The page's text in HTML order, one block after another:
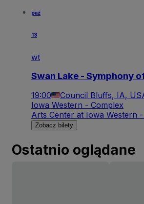
paź
13
wt
Swan Lake - Symphony
19:00 Council Bluffs, IA,
Iowa Western - Complex
Arts Center at Iowa Western
Zobacz bilety
Ostatnio oglądane